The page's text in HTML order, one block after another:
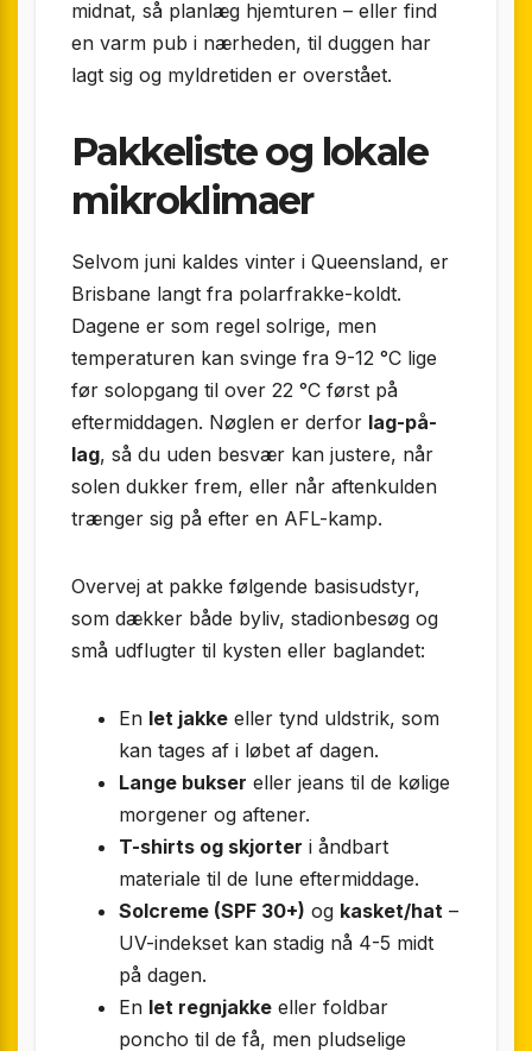
midnat, så planlæg hjemturen – eller find
en varm pub i nærheden, til duggen har
lagt sig og myldretiden er overstået.
Pakkeliste og lokale
mikroklimaer
Selvom juni kaldes vinter i Queensland, er
Brisbane langt fra polarfrakke-koldt.
Dagene er som regel solrige, men
temperaturen kan svinge fra 9-12 °C lige
før solopgang til over 22 °C først på
eftermiddagen. Nøglen er derfor lag-på-
lag, så du uden besvær kan justere, når
solen dukker frem, eller når aftenkulden
trænger sig på efter en AFL-kamp.
Overvej at pakke følgende basisudstyr,
som dækker både byliv, stadionbesøg og
små udflugter til kysten eller baglandet:
En let jakke eller tynd uldstrik, som
kan tages af i løbet af dagen.
Lange bukser eller jeans til de kølige
morgener og aftener.
T-shirts og skjorter i åndbart
materiale til de lune eftermiddage.
Solcreme (SPF 30+) og kasket/hat –
UV-indekset kan stadig nå 4-5 midt
på dagen.
En let regnjakke eller foldbar
poncho til de få, men pludselige